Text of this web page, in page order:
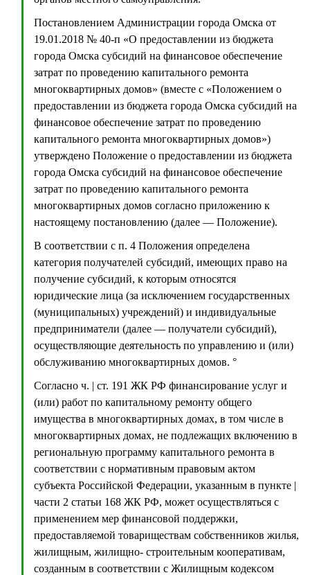
Постановлением Администрации города Омска от
19.01.2018 № 40-п «О предоставлении из бюджета
города Омска субсидий на финансовое обеспечение
затрат по проведению капитального ремонта
многоквартирных домов» (вместе с «Положением о
предоставлении из бюджета города Омска субсидий на
финансовое обеспечение затрат по проведению
капитального ремонта многоквартирных домов»)
утверждено Положение о предоставлении из бюджета
города Омска субсидий на финансовое обеспечение
затрат по проведению капитального ремонта
многоквартирных домов согласно приложению к
настоящему постановлению (далее — Положение).
В соответствии с п. 4 Положения определена
категория получателей субсидий, имеющих право на
получение субсидий, к которым относятся
юридические лица (за исключением государственных
(муниципальных) учреждений) и индивидуальные
предприниматели (далее — получатели субсидий),
осуществляющие деятельность по управлению и (или)
обслуживанию многоквартирных домов. °
Согласно ч. | ст. 191 ЖК РФ финансирование услуг и
(или) работ по капитальному ремонту общего
имущества в многоквартирных домах, в том числе в
многоквартирных домах, не подлежащих включению в
региональную программу капитального ремонта в
соответствии с нормативным правовым актом
субъекта Российской Федерации, указанным в пункте |
части 2 статьи 168 ЖК РФ, может осуществляться с
применением мер финансовой поддержки,
предоставляемой товариществам собственников жилья,
жилищным, жилищно- строительным кооперативам,
созданным в соответствии с Жилищным кодексом